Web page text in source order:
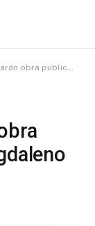
Magdaleno Rosales Torres